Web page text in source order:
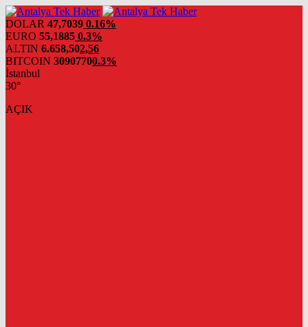
DOLAR 47,7039 0.16%
EURO 55,1885 0.3%
ALTIN 6.658,502,56
BITCOIN 30907700.3%
İstanbul
30°
AÇIK